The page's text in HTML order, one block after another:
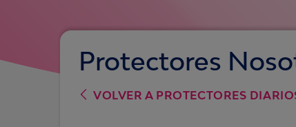
Protectores
VOLVER A PROTECTORES